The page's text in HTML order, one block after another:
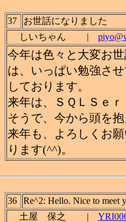
37
お世話になりました
しいちゃん |
今年は色々と大変お
は、いっぱい勉強さ
しております。
来年は、ＳＱＬＳｅ
そうで、今から頭を
来年も、よろしくお
ります(^^)。
36
Re^2: Hello. Nice to meet
土屋 保之 |